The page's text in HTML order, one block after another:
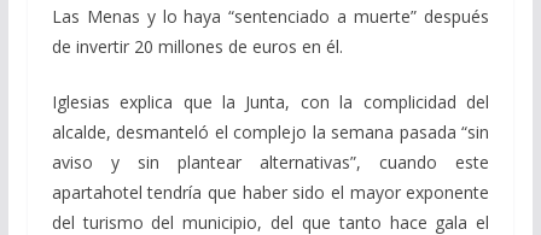
Las Menas y lo haya “sentenciado a muerte” después
de invertir 20 millones de euros en él.
Iglesias explica que la Junta, con la complicidad del
alcalde, desmanteló el complejo la semana pasada “sin
aviso y sin plantear alternativas”, cuando este
apartahotel tendría que haber sido el mayor exponente
del turismo del municipio, del que tanto hace gala el